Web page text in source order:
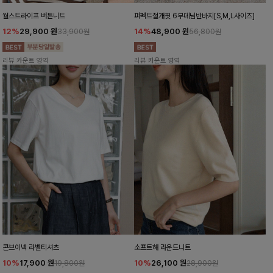
월스트라이프 버튼니트
12%29,900 원33,900원
리뷰 카운트 영역
퍼펙트절개핏 6부데님반바지[S,M,L사이즈]
14%48,900 원56,800원
리뷰 카운트 영역
콘브이넥 라벨티셔츠
10%17,900 원19,800원
소프트해 라운드니트
10%26,100 원28,900원